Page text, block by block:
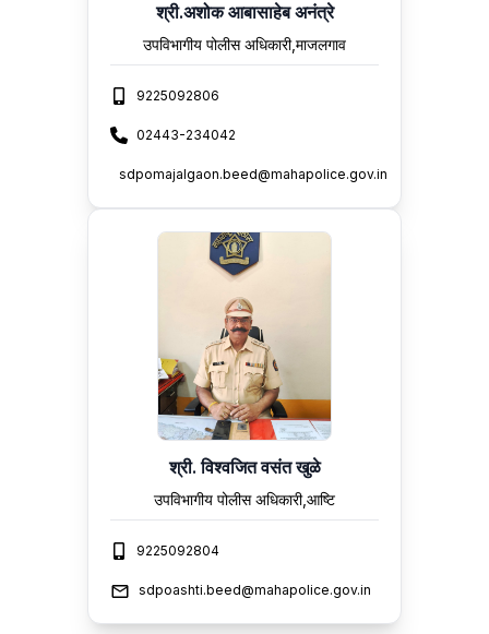
श्री.अशोक आबासाहेब अनंत्रे
उपविभागीय पोलीस अधिकारी,माजलगाव
9225092806
02443-234042
sdpomajalgaon.beed@mahapolice.gov.in
श्री. विश्वजित वसंत खुळे
उपविभागीय पोलीस अधिकारी,आष्टि
9225092804
sdpoashti.beed@mahapolice.gov.in